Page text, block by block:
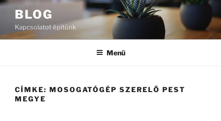
Tartalomhoz
BLOG
Kapcsolatot építünk
Menü
CÍMKE: MOSOGATÓGÉP SZERELŐ PEST
MEGYE